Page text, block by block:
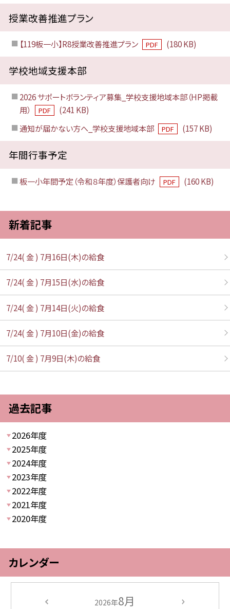
授業改善推進プラン
【119板一小】R8授業改善推進プラン PDF (180 KB)
学校地域支援本部
2026 サポートボランティア募集_学校支援地域本部（HP掲載
用）
PDF
(241 KB)
通知が届かない方へ_学校支援地域本部
PDF (157 KB)
年間行事予定
板一小年間予定（令和８年度）保護者向け PDF (160 KB)
新着記事
7/24( 金 ) 7月16日(木)の給食
7/24( 金 ) 7月15日(水)の給食
7/24( 金 ) 7月14日(火)の給食
7/24( 金 ) 7月10日(金)の給食
7/10( 金 ) 7月9日(木)の給食
過去記事
2026年度
2025年度
2024年度
2023年度
2022年度
2021年度
2020年度
カレンダー
2026年8月